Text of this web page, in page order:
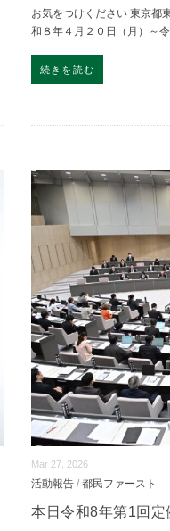
お気をつけください 東京都
和８年４月２０日（月）～
続きを読む
Mar 27, 2026
活動報告 /都民ファースト
本日令和8年第1回定